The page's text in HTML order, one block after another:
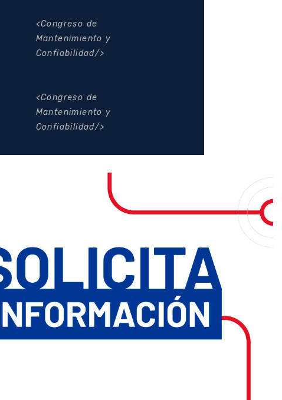
Congreso de
Mantenimiento y
Confiabilidad
Congreso de
Mantenimiento y
Confiabilidad